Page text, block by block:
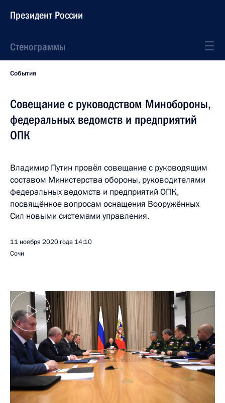
Президент России
Стенограммы
События
Совещание с руководством Минобороны,
федеральных ведомств и предприятий
ОПК
Владимир Путин провёл совещание с руководящим
составом Министерства обороны, руководителями
федеральных ведомств и предприятий ОПК,
посвящённое вопросам оснащения Вооружённых
Сил новыми системами управления.
11 ноября 2020 года 14:10
Сочи